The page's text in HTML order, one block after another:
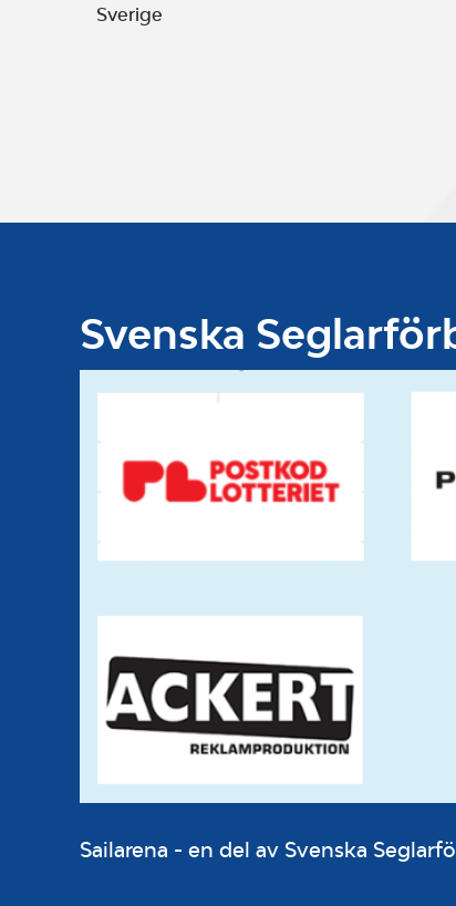
Sverige
Svenska
Sailarena - en del av Svenska